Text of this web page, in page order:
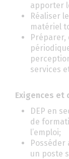
apporter
Réaliser
matériel
Préparer,
services
Exigences et
DEP en
de
l’emploi;
Posséder
un poste